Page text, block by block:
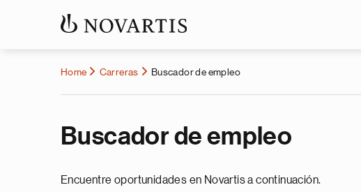
Home Carreras Buscador de empleo
Buscador de empleo
Encuentre oportunidades en Novartis a continuación.